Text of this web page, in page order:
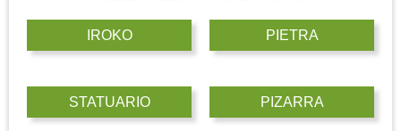
IROKO PIETRA
STATUARIO PIZARRA